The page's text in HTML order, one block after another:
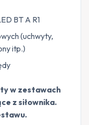
BT A R1
(uchwyty,
itp.)
w zestawach
z siłownika.